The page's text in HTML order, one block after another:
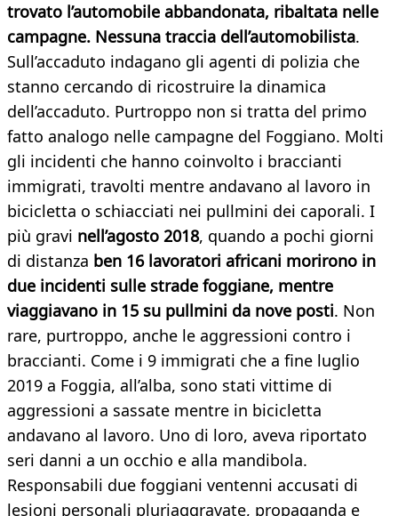
trovato l’automobile abbandonata, ribaltata nelle
campagne. Nessuna traccia dell’automobilista.
Sull’accaduto indagano gli agenti di polizia che
stanno cercando di ricostruire la dinamica
dell’accaduto. Purtroppo non si tratta del primo
fatto analogo nelle campagne del Foggiano. Molti
gli incidenti che hanno coinvolto i braccianti
immigrati, travolti mentre andavano al lavoro in
bicicletta o schiacciati nei pullmini dei caporali. I
più gravi nell’agosto 2018, quando a pochi giorni
di distanza ben 16 lavoratori africani morirono in
due incidenti sulle strade foggiane, mentre
viaggiavano in 15 su pullmini da nove posti. Non
rare, purtroppo, anche le aggressioni contro i
braccianti. Come i 9 immigrati che a fine luglio
2019 a Foggia, all’alba, sono stati vittime di
aggressioni a sassate mentre in bicicletta
andavano al lavoro. Uno di loro, aveva riportato
seri danni a un occhio e alla mandibola.
Responsabili due foggiani ventenni accusati di
lesioni personali pluriaggravate, propaganda e